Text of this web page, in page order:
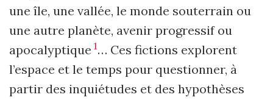
une île, une vallée, le monde souterrain ou
une autre planète, avenir progressif ou
apocalyptique 1… Ces fictions explorent
l’espace et le temps pour questionner, à
partir des inquiétudes et des hypothèses